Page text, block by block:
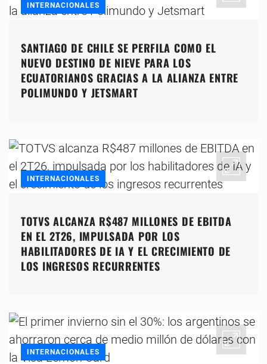
INTERNACIONALES
SANTIAGO DE CHILE SE PERFILA COMO EL
NUEVO DESTINO DE NIEVE PARA LOS
ECUATORIANOS GRACIAS A LA ALIANZA ENTRE
POLIMUNDO Y JETSMART
INTERNACIONALES
TOTVS ALCANZA R$487 MILLONES DE EBITDA
EN EL 2T26, IMPULSADA POR LOS
HABILITADORES DE IA Y EL CRECIMIENTO DE
LOS INGRESOS RECURRENTES
INTERNACIONALES